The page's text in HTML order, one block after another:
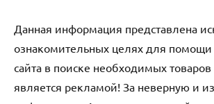
Данная информация представлена
ознакомительных целях для помощи
сайта в поиске необходимых
является рекламой! За неверную и